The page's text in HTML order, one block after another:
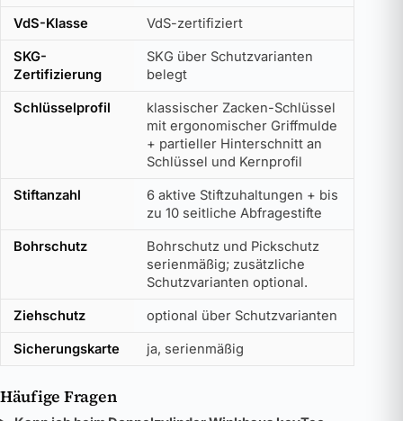
VdS-Klasse VdS-zertifiziert
SKG-
Zertifizierung
SKG über Schutzvarianten
belegt
Schlüsselprofil
klassischer Zacken-Schlüssel
mit ergonomischer Griffmulde
+ partieller Hinterschnitt an
Schlüssel und Kernprofil
Stiftanzahl
6 aktive Stiftzuhaltungen + bis
zu 10 seitliche Abfragestifte
Bohrschutz
Bohrschutz und Pickschutz
serienmäßig; zusätzliche
Schutzvarianten optional.
Ziehschutz optional über Schutzvarianten
Sicherungskarte ja, serienmäßig
Häufige Fragen